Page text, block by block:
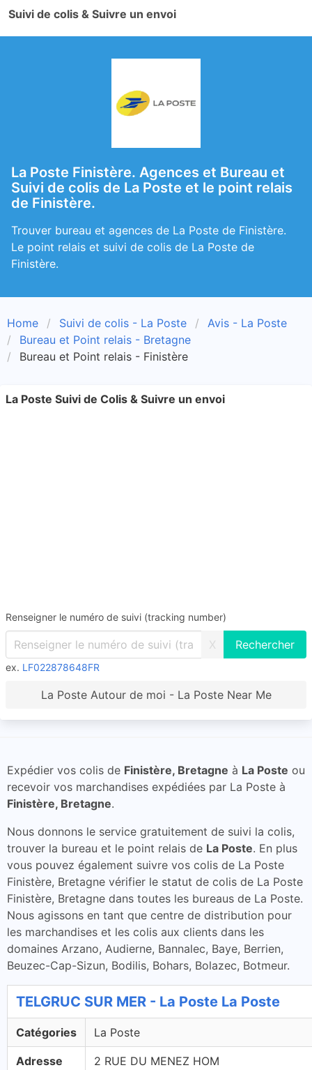
Suivi de colis & Suivre un envoi
La Poste Finistère. Agences et Bureau et
Suivi de colis de La Poste et le point relais
de Finistère.
Trouver bureau et agences de La Poste de Finistère.
Le point relais et suivi de colis de La Poste de
Finistère.
Home Suivi de colis - La Poste
Avis - La Poste
Bureau et Point relais - Bretagne
Bureau et Point relais - Finistère
La Poste Suivi de Colis & Suivre un envoi
Renseigner le numéro de suivi (tracking number)
X
ex. LF022878648FR
La Poste Autour de moi - La Poste Near Me
Expédier vos colis de Finistère, Bretagne à La Poste ou
recevoir vos marchandises expédiées par La Poste à
Finistère, Bretagne.
Nous donnons le service gratuitement de suivi la colis,
trouver la bureau et le point relais de La Poste. En plus
vous pouvez également suivre vos colis de La Poste
Finistère, Bretagne vérifier le statut de colis de La Poste
Finistère, Bretagne dans toutes les bureaus de La Poste.
Nous agissons en tant que centre de distribution pour
les marchandises et les colis aux clients dans les
domaines Arzano, Audierne, Bannalec, Baye, Berrien,
Beuzec-Cap-Sizun, Bodilis, Bohars, Bolazec, Botmeur.
TELGRUC SUR MER - La Poste La Poste
Catégories La Poste
Adresse
2 RUE DU MENEZ HOM